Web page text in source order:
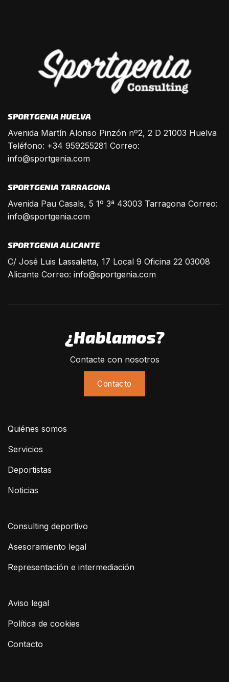
SPORTGENIA HUELVA
Avenida Martín Alonso Pinzón nº2, 2 D 21003 Huelva
Teléfono: +34 959255281 Correo:
info@sportgenia.com
SPORTGENIA TARRAGONA
Avenida Pau Casals, 5 1º 3ª 43003 Tarragona Correo:
info@sportgenia.com
SPORTGENIA ALICANTE
C/ José Luis Lassaletta, 17 Local 9 Oficina 22 03008
Alicante Correo: info@sportgenia.com
¿Hablamos?
Contacte con nosotros
Contacto
Quiénes somos
Servicios
Deportistas
Noticias
Consulting deportivo
Asesoramiento legal
Representación e intermediación
Aviso legal
Política de cookies
Contacto